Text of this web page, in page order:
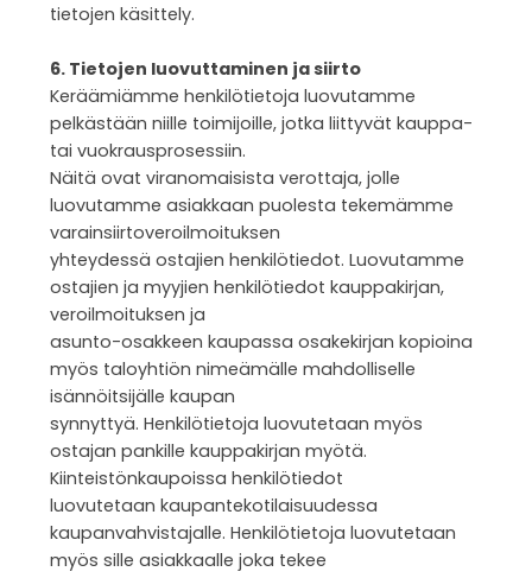
tietojen käsittely.
6. Tietojen luovuttaminen ja siirto
Keräämiämme henkilötietoja luovutamme
pelkästään niille toimijoille, jotka liittyvät kauppa-
tai vuokrausprosessiin.
Näitä ovat viranomaisista verottaja, jolle
luovutamme asiakkaan puolesta tekemämme
varainsiirtoveroilmoituksen
yhteydessä ostajien henkilötiedot. Luovutamme
ostajien ja myyjien henkilötiedot kauppakirjan,
veroilmoituksen ja
asunto-osakkeen kaupassa osakekirjan kopioina
myös taloyhtiön nimeämälle mahdolliselle
isännöitsijälle kaupan
synnyttyä. Henkilötietoja luovutetaan myös
ostajan pankille kauppakirjan myötä.
Kiinteistönkaupoissa henkilötiedot
luovutetaan kaupantekotilaisuudessa
kaupanvahvistajalle. Henkilötietoja luovutetaan
myös sille asiakkaalle joka tekee